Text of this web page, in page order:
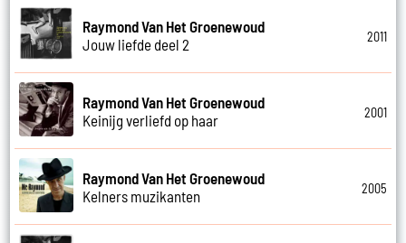
Raymond Van Het Groenewoud
Jouw liefde deel 2
2011
Raymond Van Het Groenewoud
Keinijg verliefd op haar
2001
Raymond Van Het Groenewoud
Kelners muzikanten
2005